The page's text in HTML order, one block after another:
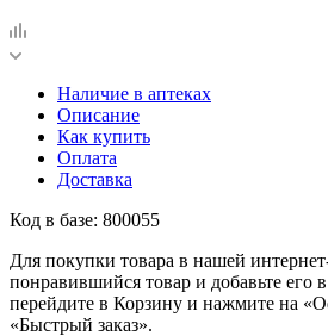
Наличие в аптеках
Описание
Как купить
Оплата
Доставка
Код в базе: 800055
Для покупки товара в нашей
понравившийся товар и добавьте его
перейдите в Корзину и нажмите на
«Быстрый заказ».